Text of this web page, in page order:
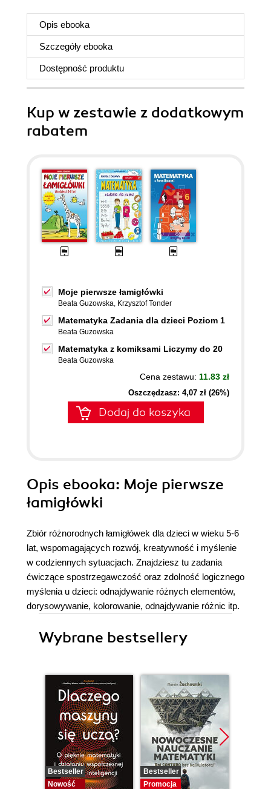
Opis ebooka
Szczegóły ebooka
Dostępność produktu
Kup w zestawie z dodatkowym
rabatem
Moje pierwsze łamigłówki
Beata Guzowska, Krzysztof Tonder
Matematyka Zadania dla dzieci Poziom 1
Beata Guzowska
Matematyka z komiksami Liczymy do 20
Beata Guzowska
Cena zestawu: 11.83 zł
Oszczędzasz: 4,07 zł (26%)
Dodaj do koszyka
Opis ebooka: Moje pierwsze
łamigłówki
Zbiór różnorodnych łamigłówek dla dzieci w wieku 5-6
lat, wspomagających rozwój, kreatywność i myślenie
w codziennych sytuacjach. Znajdziesz tu zadania
ćwiczące spostrzegawczość oraz zdolność logicznego
myślenia u dzieci: odnajdywanie różnych elementów,
dorysowywanie, kolorowanie, odnajdywanie różnic itp.
Wybrane bestsellery
Bestseller
Nowość
Bestseller
Promocja